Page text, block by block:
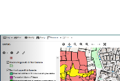
Previous